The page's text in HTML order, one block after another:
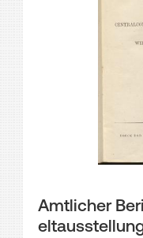
Amtlicher